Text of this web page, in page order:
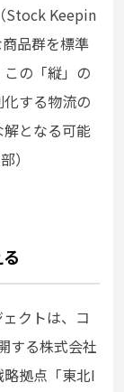
Stock Keepin
品群を標準
の「縦」の
する物流の
となる可能
）
クトは、コ
する株式会社
拠点「東北I